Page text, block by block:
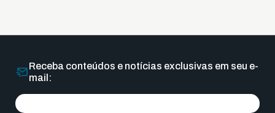
Receba conteúdos e notícias exclusivas em seu e-
mail: